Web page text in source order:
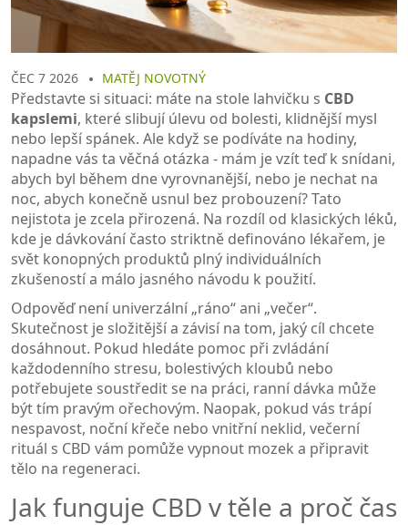
ČEC 7 2026 MATĚJ NOVOTNÝ
Představte si situaci: máte na stole lahvičku s CBD
kapslemi, které slibují úlevu od bolesti, klidnější mysl
nebo lepší spánek. Ale když se podíváte na hodiny,
napadne vás ta věčná otázka - mám je vzít teď k snídani,
abych byl během dne vyrovnanější, nebo je nechat na
noc, abych konečně usnul bez probouzení?Tato
nejistota je zcela přirozená. Na rozdíl od klasických léků,
kde je dávkování často striktně definováno lékařem, je
svět konopných produktů plný individuálních
zkušeností a málo jasného návodu k použití.
Odpověď není univerzální „ráno“ ani „večer“.
Skutečnost je složitější a závisí na tom, jaký cíl chcete
dosáhnout. Pokud hledáte pomoc při zvládání
každodenního stresu, bolestivých kloubů nebo
potřebujete soustředit se na práci, ranní dávka může
být tím pravým ořechovým. Naopak, pokud vás trápí
nespavost, noční křeče nebo vnitřní neklid, večerní
rituál s CBD vám pomůže vypnout mozek a připravit
tělo na regeneraci.
Jak funguje CBD v těle a proč čas